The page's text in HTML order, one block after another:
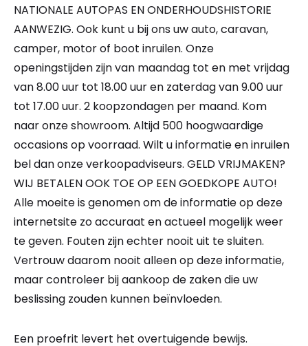
NATIONALE AUTOPAS EN ONDERHOUDSHISTORIE
AANWEZIG. Ook kunt u bij ons uw auto, caravan,
camper, motor of boot inruilen. Onze
openingstijden zijn van maandag tot en met vrijdag
van 8.00 uur tot 18.00 uur en zaterdag van 9.00 uur
tot 17.00 uur. 2 koopzondagen per maand. Kom
naar onze showroom. Altijd 500 hoogwaardige
occasions op voorraad. Wilt u informatie en inruilen
bel dan onze verkoopadviseurs. GELD VRIJMAKEN?
WIJ BETALEN OOK TOE OP EEN GOEDKOPE AUTO!
Alle moeite is genomen om de informatie op deze
internetsite zo accuraat en actueel mogelijk weer
te geven. Fouten zijn echter nooit uit te sluiten.
Vertrouw daarom nooit alleen op deze informatie,
maar controleer bij aankoop de zaken die uw
beslissing zouden kunnen beïnvloeden.
Een proefrit levert het overtuigende bewijs.